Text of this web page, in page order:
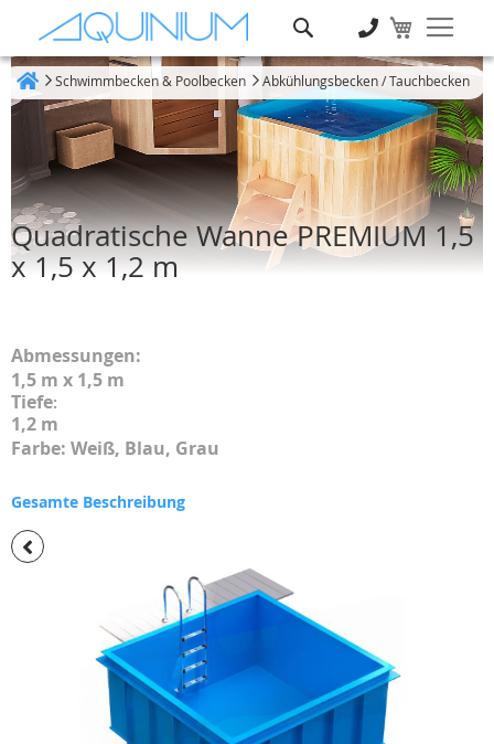
Schwimmbecken & Poolbecken Abkühlungsbecken / Tauchbecken
Quadratische Wanne PREMIUM 1,5
x 1,5 x 1,2 m
Abmessungen:
1,5 m x 1,5 m
Tiefe:
1,2 m
Farbe: Weiß, Blau, Grau
Gesamte Beschreibung
Zum
Ende